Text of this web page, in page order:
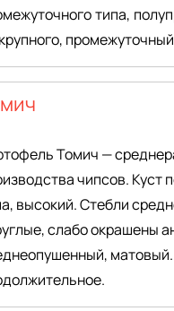
типа,
Томич —
чипсов. Куст
высокий. Стебли
слабо окрашены